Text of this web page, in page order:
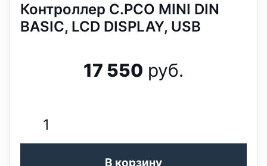
Контроллер C.PCO MINI DIN
BASIC, LCD DISPLAY, USB
17 550 руб.
В корзину